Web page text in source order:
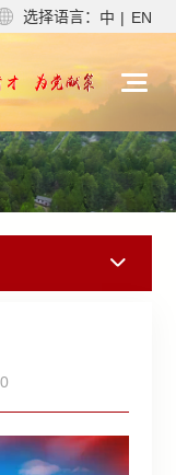
选择语言： 中 | EN